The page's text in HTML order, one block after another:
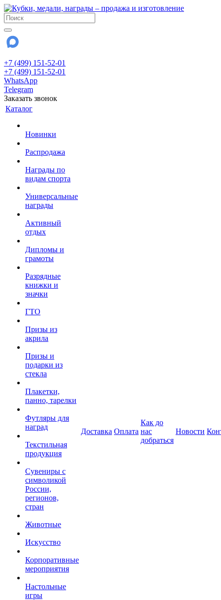
+7 (499) 151-52-01
+7 (499) 151-52-01
WhatsApp
Telegram
Заказать звонок
Каталог
Новинки
Распродажа
Награды по
видам спорта
Универсальные
награды
Активный
отдых
Дипломы и
грамоты
Разрядные
книжки и
значки
ГТО
Призы из
акрила
Призы и
подарки из
стекла
Плакетки,
панно, тарелки
Футляры для
наград
Текстильная
продукция
Сувениры с
символикой
России,
регионов,
стран
Животные
Искусство
Корпоративные
мероприятия
Настольные
игры
Доставка Оплата
Как до
нас
добраться
Новости